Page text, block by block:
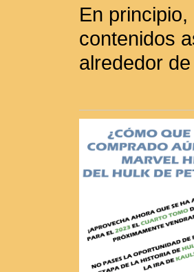
En
contenidos
alrededor